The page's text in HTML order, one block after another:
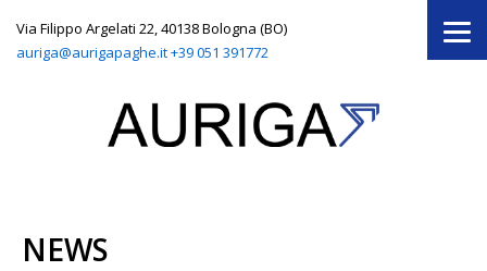
Via Filippo Argelati 22, 40138 Bologna (BO)
auriga@aurigapaghe.it+39 051 391772
NEWS